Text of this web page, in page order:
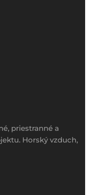
priestranné a
Horský vzduch,